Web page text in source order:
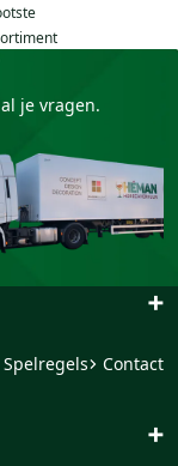
je vragen.
+
Spelregels Contact
+